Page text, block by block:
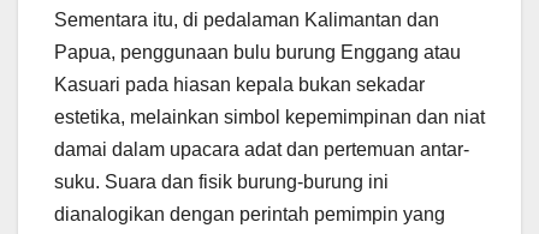
Sementara itu, di pedalaman Kalimantan dan
Papua, penggunaan bulu burung Enggang atau
Kasuari pada hiasan kepala bukan sekadar
estetika, melainkan simbol kepemimpinan dan niat
damai dalam upacara adat dan pertemuan antar-
suku. Suara dan fisik burung-burung ini
dianalogikan dengan perintah pemimpin yang